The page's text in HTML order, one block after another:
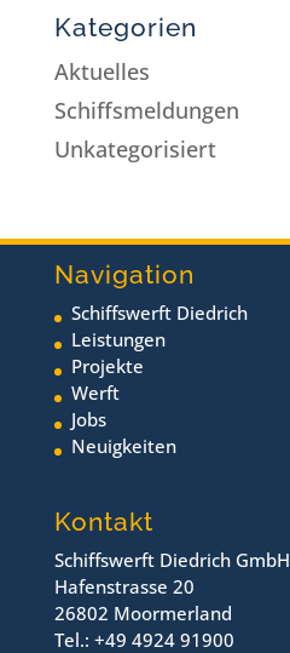
Kategorien
Aktuelles
Schiffsmeldungen
Unkategorisiert
Navigation
Schiffswerft Diedrich
Leistungen
Projekte
Werft
Jobs
Neuigkeiten
Kontakt
Schiffswerft Diedrich GmbH
Hafenstrasse 20
26802 Moormerland
Tel.: +49 4924 91900